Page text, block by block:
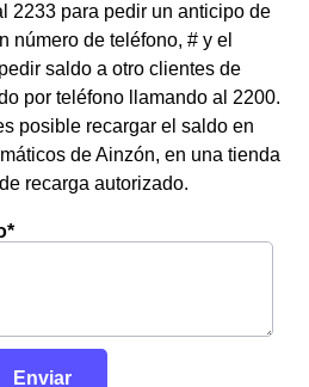
2233 para pedir un anticipo de
número de teléfono, # y el
saldo a otro clientes de
por teléfono llamando al 2200.
posible recargar el saldo en
de Ainzón, en una tienda
recarga autorizado.
Enviar